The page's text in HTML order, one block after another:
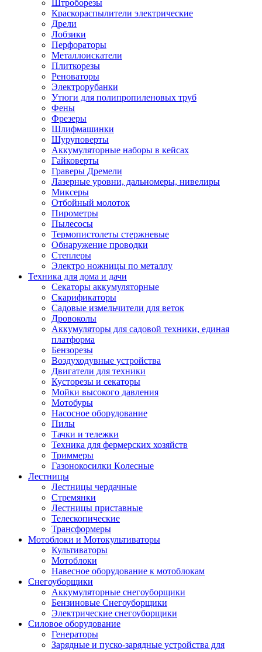
Штроборезы
Краскораспылители электрические
Дрели
Лобзики
Перфораторы
Металлоискатели
Плиткорезы
Реноваторы
Электрорубанки
Утюги для полипропиленовых труб
Фены
Фрезеры
Шлифмашинки
Шуруповерты
Аккумуляторные наборы в кейсах
Гайковерты
Граверы Дремели
Лазерные уровни, дальномеры, нивелиры
Миксеры
Отбойный молоток
Пирометры
Пылесосы
Термопистолеты стержневые
Обнаружение проводки
Степлеры
Электро ножницы по металлу
Техника для дома и дачи
Секаторы аккумуляторные
Скарификаторы
Садовые измельчители для веток
Дровоколы
Аккумуляторы для садовой техники, единая
платформа
Бензорезы
Воздуходувные устройства
Двигатели для техники
Кусторезы и секаторы
Мойки высокого давления
Мотобуры
Насосное оборудование
Пилы
Тачки и тележки
Техника для фермерских хозяйств
Триммеры
Газонокосилки Колесные
Лестницы
Лестницы чердачные
Стремянки
Лестницы приставные
Телескопические
Трансформеры
Мотоблоки и Мотокультиваторы
Культиваторы
Мотоблоки
Навесное оборудование к мотоблокам
Снегоуборщики
Аккумуляторные снегоуборщики
Бензиновые Снегоуборщики
Электрические снегоуборщики
Силовое оборудование
Генераторы
Зарядные и пуско-зарядные устройства для